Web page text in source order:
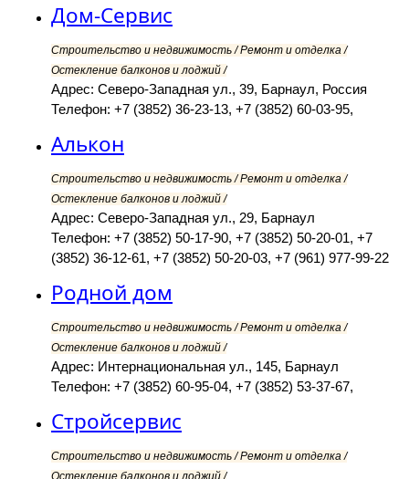
Дом-Сервис
Строительство и недвижимость / Ремонт и отделка /
Остекление балконов и лоджий /
Адрес: Северо-Западная ул., 39, Барнаул, Россия
Телефон: +7 (3852) 36-23-13, +7 (3852) 60-03-95,
Алькон
Строительство и недвижимость / Ремонт и отделка /
Остекление балконов и лоджий /
Адрес: Северо-Западная ул., 29, Барнаул
Телефон: +7 (3852) 50-17-90, +7 (3852) 50-20-01, +7
(3852) 36-12-61, +7 (3852) 50-20-03, +7 (961) 977-99-22
Родной дом
Строительство и недвижимость / Ремонт и отделка /
Остекление балконов и лоджий /
Адрес: Интернациональная ул., 145, Барнаул
Телефон: +7 (3852) 60-95-04, +7 (3852) 53-37-67,
Стройсервис
Строительство и недвижимость / Ремонт и отделка /
Остекление балконов и лоджий /